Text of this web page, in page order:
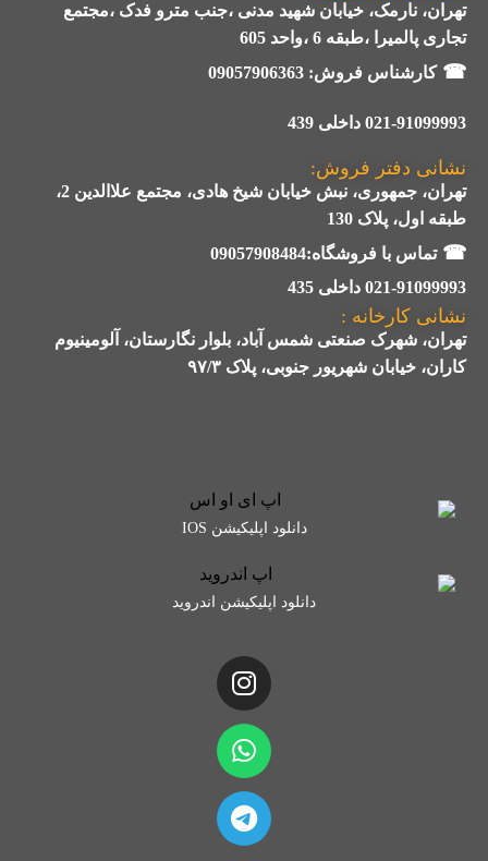
تهران، نارمک، خیابان شهید مدنی ،جنب مترو فدک ،مجتمع
تجاری پالمیرا ،طبقه 6 ،واحد 605
☎کارشناس فروش: 09057906363
021-91099993 داخلی 439
نشانی دفتر فروش:
تهران، جمهوری، نبش خیابان شیخ هادی، مجتمع علاالدین 2،
طبقه اول، پلاک 130
☎تماس با فروشگاه:09057908484
021-91099993 داخلی 435
نشانی کارخانه :
تهران، شهرک صنعتی شمس آباد، بلوار نگارستان، آلومینیوم
کاران، خیابان شهریور جنوبی، پلاک ۹۷/۳
دانلود اپلیکیشن IOS
دانلود اپلیکیشن اندروید